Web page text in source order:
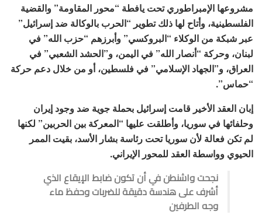
مشروعها الإمبراطوري تحت يافطة “محور المقاومة” والقضية
الفلسطينية، وأتاح لها ذلك تطوير “الحرب بالوكالة ضد إسرائيل”
عبر شبكة من الوكلاء “البروكسي” وأبرزهم “حزب الله” في
لبنان، وحركة “أنصار الله” في اليمن، و”الحشد الشعبي” في
العراق، و”الجهاد الإسلامي” في فلسطين، أو من خلال دعم حركة
“حماس”.
إبان العقد الأخير قامت إسرائيل بحملة جوية ضد وجود إيران
وحلفائها في سوريا، وأطلقت عليها “المعركة بين الحربين” لكنها
لم تكن فعالة لأن سوريا تحت رئاسة بشار الأسد، بقيت الممر
الحيوي وواسطة العقد للمحور الإيراني.
نجحت واشنطن في أن تكون ضابط الإيقاع الذي
أشرف على هندسة دقيقة للضربات وحفظ ماء
وجه الطرفين